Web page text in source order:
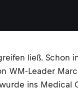
ließ.
WM-Leader
ins